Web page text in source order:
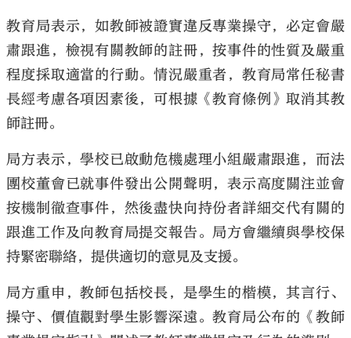
教育局表示，如教師被證實違反專業操守，必定會嚴
肅跟進，檢視有關教師的註冊，按事件的性質及嚴重
程度採取適當的行動。情況嚴重者，教育局常任秘書
長經考慮各項因素後，可根據《教育條例》取消其教
師註冊。
局方表示，學校已啟動危機處理小組嚴肅跟進，而法
團校董會已就事件發出公開聲明，表示高度關注並會
按機制徹查事件，然後盡快向持份者詳細交代有關的
跟進工作及向教育局提交報告。局方會繼續與學校保
持緊密聯絡，提供適切的意見及支援。
局方重申，教師包括校長，是學生的楷模，其言行、
操守、價值觀對學生影響深遠。教育局公布的《教師